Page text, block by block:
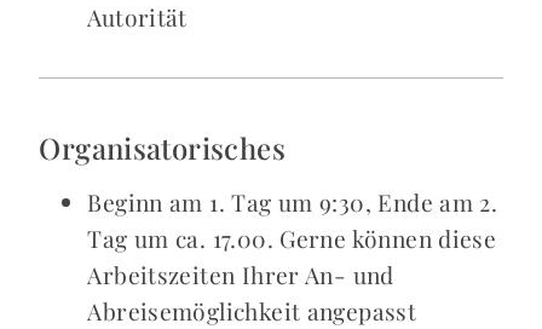
Autorität
Organisatorisches
Beginn am 1. Tag um 9:30, Ende am 2.
Tag um ca. 17.00. Gerne können diese
Arbeitszeiten Ihrer An- und
Abreisemöglichkeit angepasst